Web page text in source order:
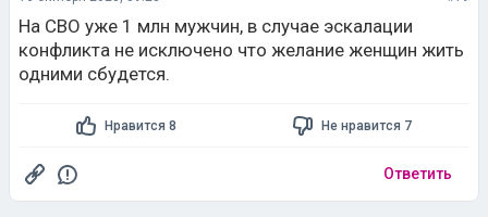
На СВО уже 1 млн мужчин, в случае эскалации
конфликта не исключено что желание женщин жить
одними сбудется.
Нравится 8 Не нравится 7
Ответить